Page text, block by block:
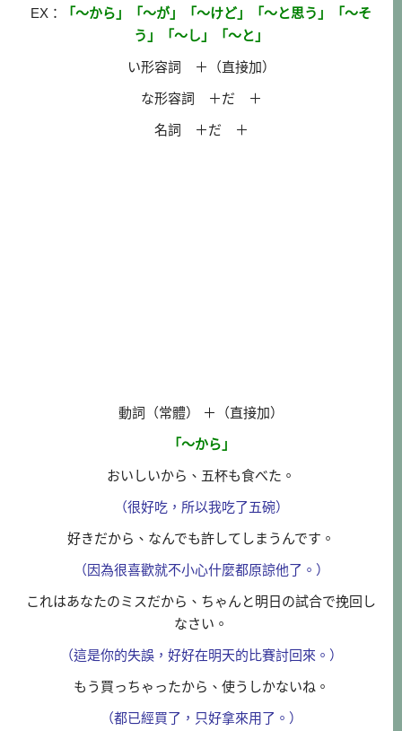
EX：
「～から」「～が」「～けど」「～と思う」「～そ
う」「～し」「～と」
い形容詞 ＋（直接加）
な形容詞 ＋だ ＋
名詞 ＋だ ＋
動詞（常體） ＋（直接加）
「～から」
おいしいから、五杯も食べた。
（很好吃，所以我吃了五碗）
好きだから、なんでも許してしまうんです。
（因為很喜歡就不小心什麼都原諒他了。）
これはあなたのミスだから、ちゃんと明日の試合で挽回し
なさい。
（這是你的失誤，好好在明天的比賽討回來。）
もう買っちゃったから、使うしかないね。
（都已經買了，只好拿來用了。）